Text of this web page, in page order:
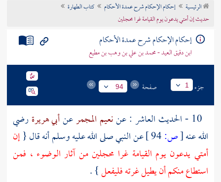
تراجم الأعلام
الرئيسية إحكام الإحكام شرح عمدة الأحكام
كتاب الطهارة
حديث إن أمتي يدعون يوم القيامة غرا محجلين
إحكام الإحكام شرح عمدة الأحكام
ابن دقيق العيد - محمد بن علي بن وهب بن مطيع
جزء 1 صفحة 94
نعيم المجمرعنأبي هريرةرضي
الله عنه[ص: عن النبي صلى الله عليه وسلم أنه قال {إن
أمتي يدعون يوم القيامة غرا محجلين من آثار الوضوء ، فمن
استطاع منكم أن يطيل غرته فليفعل} .